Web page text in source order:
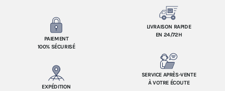
PAIEMENT
100% SÉCURISÉ
LIVRAISON RAPIDE
EN 24/72H
EXPÉDITION
SERVICE APRÈS-VENTE
À VOTRE ÉCOUTE